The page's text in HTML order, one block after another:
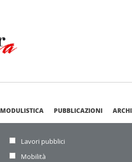
MODULISTICA PUBBLICAZIONI
Lavori pubblici
Mobilità